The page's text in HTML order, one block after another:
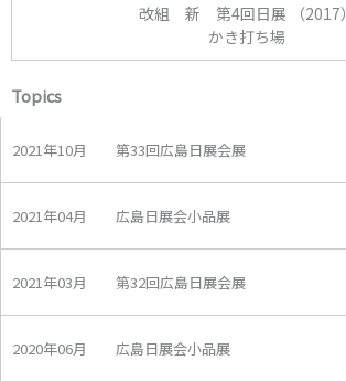
改組 新 第4回日展 （2017）
かき打ち場
Topics
2021年10月 第33回広島日展会展
2021年04月 広島日展会小品展
2021年03月 第32回広島日展会展
2020年06月 広島日展会小品展